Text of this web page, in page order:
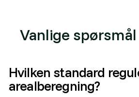
Vanlige
Hvilken standard
arealberegning?